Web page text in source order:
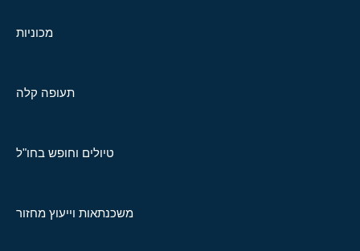
מכוניות
תעופה קלה
טיולים וחופש בחו"ל
משכנתאות וייעוץ מחזור